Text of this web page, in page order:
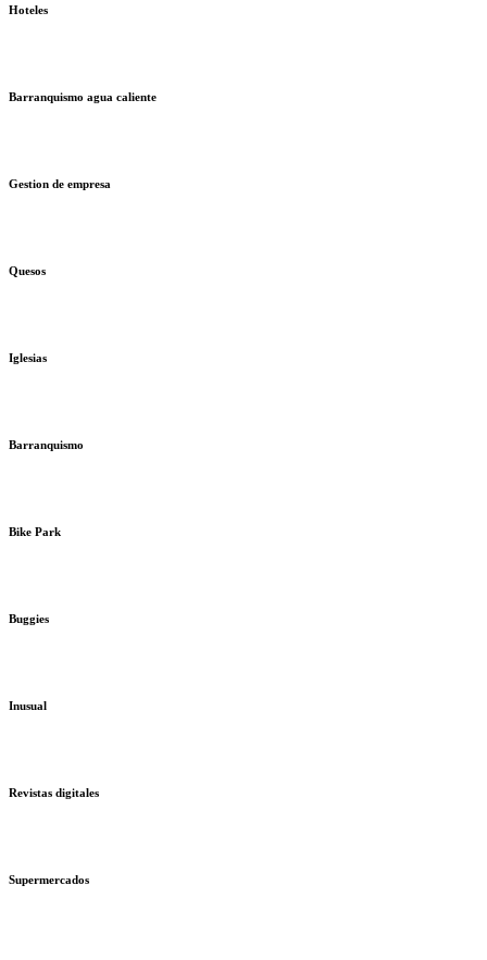
Hoteles
Barranquismo agua caliente
Gestion de empresa
Quesos
Iglesias
Barranquismo
Bike Park
Buggies
Inusual
Revistas digitales
Supermercados